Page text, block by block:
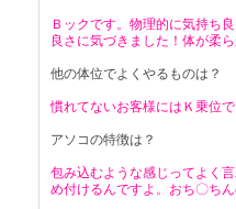
Ｂックです。物理的に気持ち
良さに気づきました！体が柔
他の体位でよくやるものは？
慣れてないお客様にはＫ乗位で
アソコの特徴は？
包み込むような感じってよく
め付けるんですよ。おち〇ち